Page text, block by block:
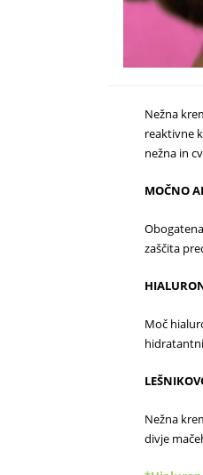
Nežna
reaktivne
nežna in
MOČNO
zaščita
Moč
Nežna
divje